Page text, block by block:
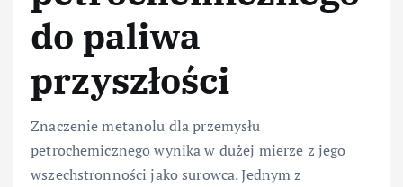
do paliwa
przyszłości
Znaczenie metanolu dla przemysłu
petrochemicznego wynika w dużej mierze z jego
wszechstronności jako surowca. Jednym z